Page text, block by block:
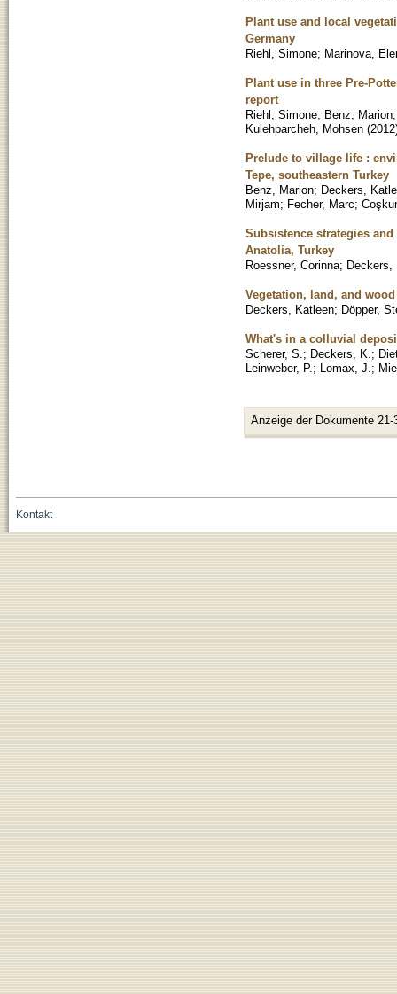
Plant use and local
Germany
Riehl, Simone; Marinova,
Plant use in three Pre-
report
Riehl, Simone; Benz, Marion
Kulehparcheh, Mohsen (2012
Prelude to village life :
Tepe, southeastern Turkey
Benz, Marion; Deckers,
Mirjam; Fecher, Marc;
Subsistence strategies
Anatolia, Turkey
Roessner, Corinna; Deckers,
Vegetation, land, and
Deckers, Katleen; Döpper,
What's in a colluvial
Scherer, S. ; Deckers, K. ;
Leinweber, P. ; Lomax, J. ;
Anzeige der Dokumente 21-
Kontakt